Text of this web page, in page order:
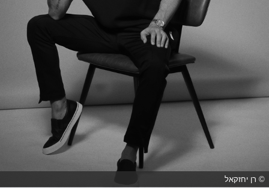
© רן יחזקאל